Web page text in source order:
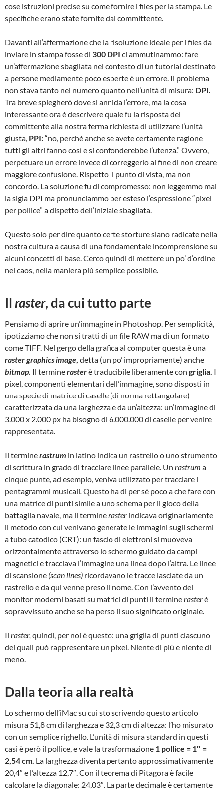
cose istruzioni precise su come fornire i files per la stampa. Le
specifiche erano state fornite dal committente.
Davanti all’affermazione che la risoluzione ideale per i files da
inviare in stampa fosse di 300 DPI ci ammutinammo: fare
un’affermazione sbagliata nel contesto di un tutorial destinato
a persone mediamente poco esperte è un errore. Il problema
non stava tanto nel numero quanto nell’unità di misura: DPI.
Tra breve spiegherò dove si annida l’errore, ma la cosa
interessante ora è descrivere quale fu la risposta del
committente alla nostra ferma richiesta di utilizzare l’unità
giusta, PPI:“no, perché anche se avete certamente ragione
tutti gli altri fanno così e si confonderebbe l’utenza.” Ovvero,
perpetuare un errore invece di correggerlo al fine di non creare
maggiore confusione. Rispetto il punto di vista, ma non
concordo. La soluzione fu di compromesso: non leggemmo mai
la sigla DPI ma pronunciammo per esteso l’espressione “pixel
per pollice” a dispetto dell’iniziale sbagliata.
Questo solo per dire quanto certe storture siano radicate nella
nostra cultura a causa di una fondamentale incomprensione su
alcuni concetti di base. Cerco quindi di mettere un po’ d’ordine
nel caos, nella maniera più semplice possibile.
Ilraster, da cui tutto parte
Pensiamo di aprire un’immagine in Photoshop. Per semplicità,
ipotizziamo che non si tratti di un file RAW ma di un formato
come TIFF. Nel gergo della grafica al computer questa è una
raster graphics image, detta (un po’ impropriamente) anche
bitmap. Il terminerasterè traducibile liberamente con griglia. I
pixel, componenti elementari dell’immagine, sono disposti in
una specie di matrice di caselle (di norma rettangolare)
caratterizzata da una larghezza e da un’altezza: un’immagine di
3.000 x 2.000 px ha bisogno di 6.000.000 di caselle per venire
rappresentata.
Il terminerastrum in latino indica un rastrello o uno strumento
di scrittura in grado di tracciare linee parallele. Un rastrum a
cinque punte, ad esempio, veniva utilizzato per tracciare i
pentagrammi musicali.Questo ha di per sé poco a che fare con
una matrice di punti simile a uno schema per il gioco della
battaglia navale, ma il termineraster indicava originariamente
il metodo con cui venivano generate le immagini sugli schermi
a tubo catodico (CRT): un fascio di elettroni si muoveva
orizzontalmente attraverso lo schermo guidato da campi
magnetici e tracciava l’immagine una linea dopo l’altra. Le linee
di scansione (scan lines) ricordavano le tracce lasciate da un
rastrello e da qui venne preso il nome. Con l’avvento dei
monitor moderni basati su matrici di punti il terminerasterè
sopravvissuto anche se ha perso il suo significato originale.
Il raster, quindi, per noi è questo: una griglia di punti ciascuno
dei quali può rappresentare un pixel. Niente di più e niente di
meno.
Dalla teoria alla realtà
Lo schermo dell’iMac su cui sto scrivendo questo articolo
misura 51,8 cm di larghezza e 32,3 cm di altezza: l’ho misurato
con un semplice righello. L’unità di misura standard in questi
casi è però il pollice, e vale la trasformazione 1 pollice = 1″ =
2,54 cm. La larghezza diventa pertanto approssimativamente
20,4″ e l’altezza 12,7″. Con il teorema di Pitagora è facile
calcolare la diagonale: 24,03″. La parte decimale è certamente